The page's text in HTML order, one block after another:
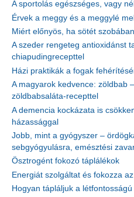
A sportolás egészséges, vagy
Érvek a meggy és a meggylé
Miért előnyös, ha sötét
A szeder rengeteg antioxidánst
chiapudingrecepttel
Házi praktikák a fogak
A magyarok kedvence: zöldbab
zöldbabsaláta-recepttel
A demencia kockázata is
házassággal
Jobb, mint a gyógyszer –
sebgyógyulásra, emésztési
Ösztrogént fokozó táplálékok
Energiát szolgáltat és fokozza
Hogyan tápláljuk a